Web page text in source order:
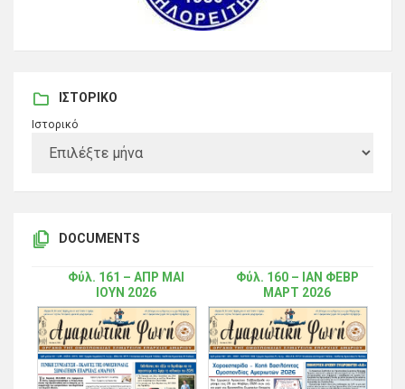
ΙΣΤΟΡΙΚΌ
Ιστορικό
DOCUMENTS
Φύλ. 161 – ΑΠΡ ΜΑΙ
ΙΟΥΝ 2026
Φύλ. 160 – ΙΑΝ ΦΕΒΡ
ΜΑΡΤ 2026